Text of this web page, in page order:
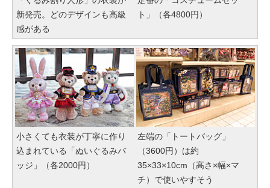
新発売。どのデザインも高級
感がある
ト」（各4800円）
小さくても衣装が丁寧に作り
込まれている「ぬいぐるみバ
ッジ」（各2000円）
左端の「トートバッグ」
（3600円）は約
35×33×10cm（高さ×幅×マ
チ）で使いやすそう